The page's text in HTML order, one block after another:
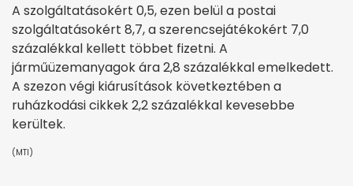
A szolgáltatásokért 0,5, ezen belül a postai
szolgáltatásokért 8,7, a szerencsejátékokért 7,0
százalékkal kellett többet fizetni. A
járműüzemanyagok ára 2,8 százalékkal emelkedett.
A szezon végi kiárusítások következtében a
ruházkodási cikkek 2,2 százalékkal kevesebbe
kerültek.
(MTI)